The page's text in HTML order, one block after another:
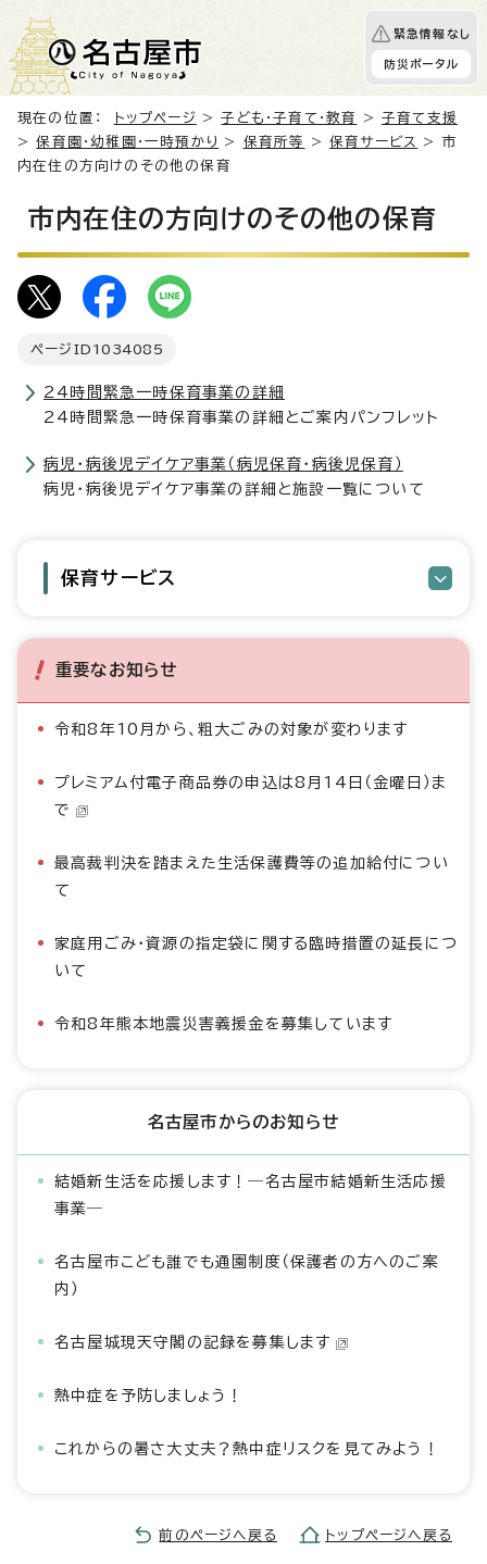
緊急情報なし
防災ポータル
現在の位置： トップページ >子ども・子育て・教育 >子育て支援
>保育園・幼稚園・一時預かり > 保育所等 >保育サービス
> 市
内在住の方向けのその他の保育
市内在住の方向けのその他の保育
ページID 1034085
24時間緊急一時保育事業の詳細
24時間緊急一時保育事業の詳細とご案内パンフレット
病児・病後児デイケア事業（病児保育・病後児保育）
病児・病後児デイケア事業の詳細と施設一覧について
保育サービス
重要なお知らせ
令和8年10月から、粗大ごみの対象が変わります
プレミアム付電子商品券の申込は8月14日（金曜日）ま
で
最高裁判決を踏まえた生活保護費等の追加給付につい
て
家庭用ごみ・資源の指定袋に関する臨時措置の延長につ
いて
令和8年熊本地震災害義援金を募集しています
名古屋市からのお知らせ
結婚新生活を応援します！―名古屋市結婚新生活応援
事業―
名古屋市こども誰でも通園制度（保護者の方へのご案
内）
名古屋城現天守閣の記録を募集します
熱中症を予防しましょう！
これからの暑さ大丈夫？熱中症リスクを見てみよう！
前のページへ戻る トップページへ戻る